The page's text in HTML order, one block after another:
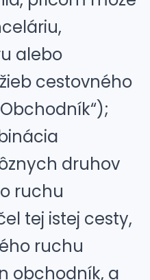
alebo
cestovného
druhov
ruchu
tej istej cesty,
ruchu
obchodník, a